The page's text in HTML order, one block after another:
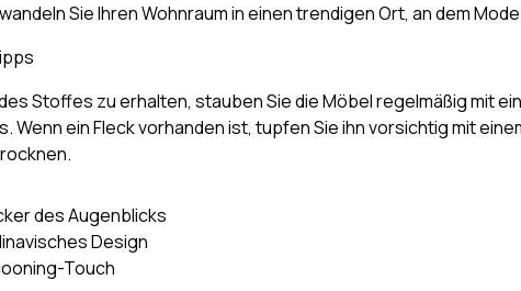
Sie Ihren Wohnraum in einen trendigen Ort, an dem
Stoffes zu erhalten, stauben Sie die Möbel regelmäßig mit
Wenn ein Fleck vorhanden ist, tupfen Sie ihn vorsichtig mit
des Augenblicks
Design
Touch